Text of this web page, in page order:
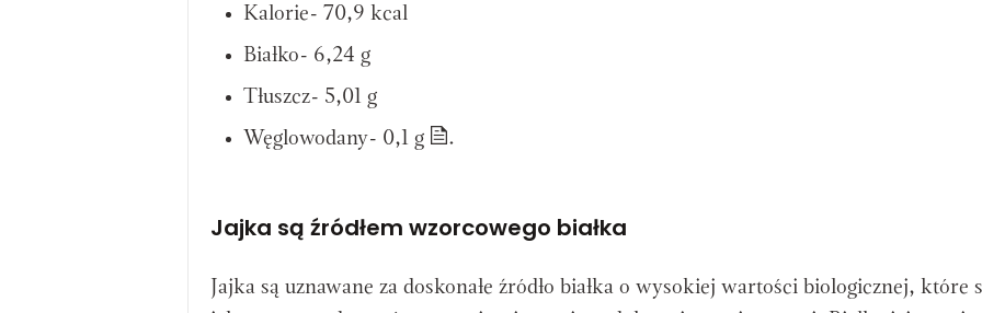
Kalorie- 70,9 kcal
Białko- 6,24 g
Tłuszcz- 5,01 g
Węglowodany- 0,1 g
.
Jajka są źródłem wzorcowego białka
Jajka są uznawane za doskonałe źródło białka o wysokiej wartości biologicznej, które